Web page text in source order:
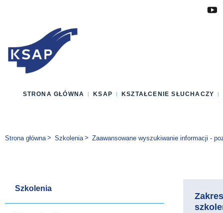
STRONA GŁÓWNA KSAP KSZTAŁCENIE SŁUCHACZY
Jesteś tutaj:
Strona główna Szkolenia Zaawansowane wyszukiwanie informacji -
Szkolenia
Zakres